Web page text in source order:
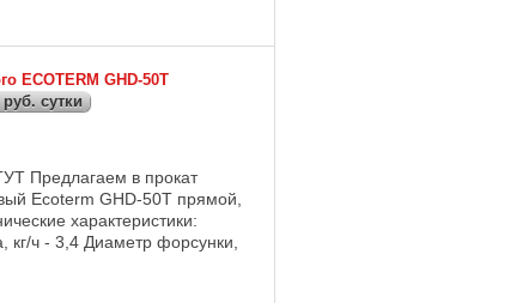
ECOTERM GHD-50T
сутки
Предлагаем в прокат
Ecoterm GHD-50T прямой,
характеристики:
кг/ч - 3,4 Диаметр форсунки,